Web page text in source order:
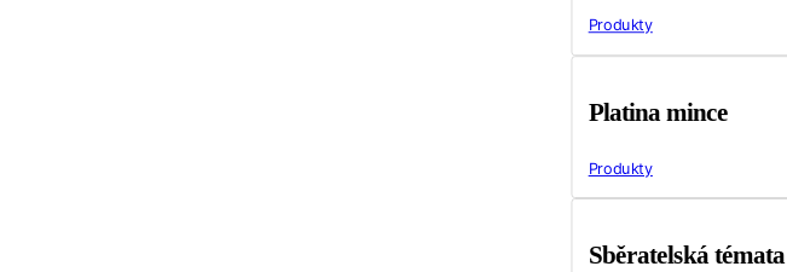
Produkty
Platina mince
Produkty
Sběratelská témata